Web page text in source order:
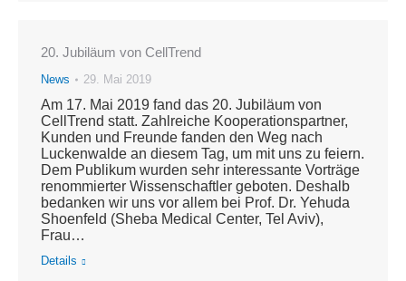
20. Jubiläum von CellTrend
News 29. Mai 2019
Am 17. Mai 2019 fand das 20. Jubiläum von
CellTrend statt. Zahlreiche Kooperationspartner,
Kunden und Freunde fanden den Weg nach
Luckenwalde an diesem Tag, um mit uns zu feiern.
Dem Publikum wurden sehr interessante Vorträge
renommierter Wissenschaftler geboten. Deshalb
bedanken wir uns vor allem bei Prof. Dr. Yehuda
Shoenfeld (Sheba Medical Center, Tel Aviv),
Frau…
Details